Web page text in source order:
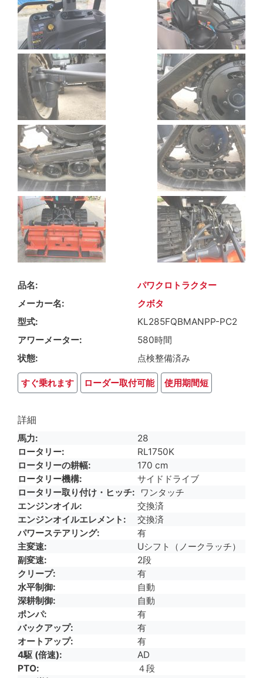
品名
パワクロトラクター
メーカー名
クボタ
型式
KL285FQBMANPP-PC2
アワーメーター
580時間
状態
点検整備済み
すぐ乗れます ローダー取付可能 使用期間短
詳細
馬力
28
ロータリー
RL1750K
ロータリーの耕幅
170 cm
ロータリー機構
サイドドライブ
ロータリー取り付け・ヒッチ
ワンタッチ
エンジンオイル
交換済
エンジンオイルエレメント
交換済
パワーステアリング
有
主変速
Uシフト（ノークラッチ）
副変速
2段
クリープ
有
水平制御
自動
深耕制御
自動
ポンパ
有
バックアップ
有
オートアップ
有
4駆 (倍速)
AD
PTO
４段